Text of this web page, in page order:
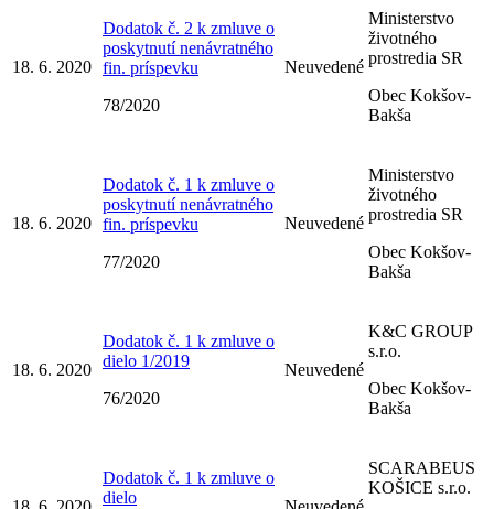
18. 6. 2020
Dodatok č. 2 k zmluve o
poskytnutí nenávratného
fin. príspevku
78/2020
Neuvedené
Ministerstvo
životného
prostredia SR
Obec Kokšov-
Bakša
18. 6. 2020
Dodatok č. 1 k zmluve o
poskytnutí nenávratného
fin. príspevku
77/2020
Neuvedené
Ministerstvo
životného
prostredia SR
Obec Kokšov-
Bakša
18. 6. 2020
Dodatok č. 1 k zmluve o
dielo 1/2019
76/2020
Neuvedené
K&C GROUP
s.r.o.
Obec Kokšov-
Bakša
Dodatok č. 1 k zmluve o
dielo
SCARABEUS
KOŠICE s.r.o.